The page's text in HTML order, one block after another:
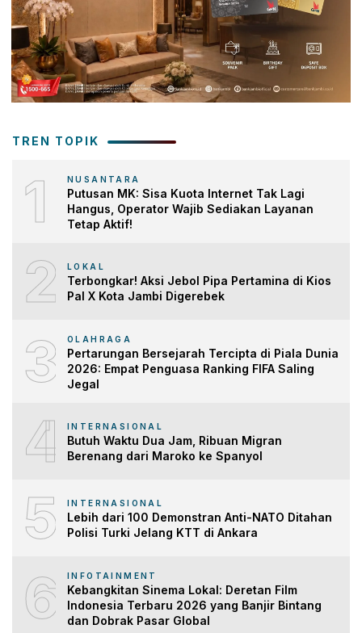
TREN TOPIK
1 NUSANTARA
Putusan MK: Sisa Kuota Internet Tak Lagi
Hangus, Operator Wajib Sediakan Layanan
Tetap Aktif!
2 LOKAL
Terbongkar! Aksi Jebol Pipa Pertamina di Kios
Pal X Kota Jambi Digerebek
3 OLAHRAGA
Pertarungan Bersejarah Tercipta di Piala Dunia
2026: Empat Penguasa Ranking FIFA Saling
Jegal
4 INTERNASIONAL
Butuh Waktu Dua Jam, Ribuan Migran
Berenang dari Maroko ke Spanyol
5 INTERNASIONAL
Lebih dari 100 Demonstran Anti-NATO Ditahan
Polisi Turki Jelang KTT di Ankara
6 INFOTAINMENT
Kebangkitan Sinema Lokal: Deretan Film
Indonesia Terbaru 2026 yang Banjir Bintang
dan Dobrak Pasar Global